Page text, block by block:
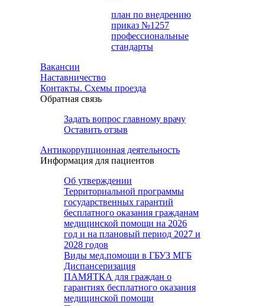
план по внедрению
приказ №1257
профессиональные
стандарты
Вакансии
Наставничество
Контакты. Схемы проезда
Обратная связь
Задать вопрос главному врачу
Оставить отзыв
Антикоррупционная деятельность
Информация для пациентов
Об утверждении
Территориальной программы
государственных гарантий
бесплатного оказания гражданам
медицинской помощи на 2026
год и на плановый период 2027 и
2028 годов
Виды мед.помощи в ГБУЗ МГБ
Диспансеризация
ПАМЯТКА для граждан о
гарантиях бесплатного оказания
медицинской помощи